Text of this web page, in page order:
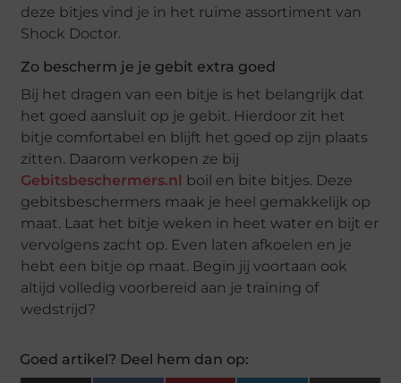
deze bitjes vind je in het ruime assortiment van
Shock Doctor.
Zo bescherm je je gebit extra goed
Bij het dragen van een bitje is het belangrijk dat
het goed aansluit op je gebit. Hierdoor zit het
bitje comfortabel en blijft het goed op zijn plaats
zitten. Daarom verkopen ze bij
Gebitsbeschermers.nl boil en bite bitjes. Deze
gebitsbeschermers maak je heel gemakkelijk op
maat. Laat het bitje weken in heet water en bijt er
vervolgens zacht op. Even laten afkoelen en je
hebt een bitje op maat. Begin jij voortaan ook
altijd volledig voorbereid aan je training of
wedstrijd?
Goed artikel? Deel hem dan op: